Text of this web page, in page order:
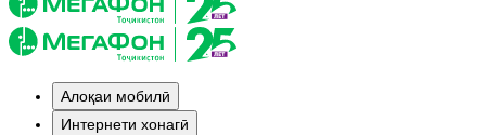
Алоқаи мобилӣ
Интернети хонагӣ